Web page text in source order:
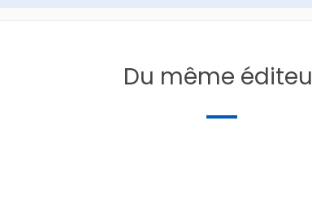
Du même